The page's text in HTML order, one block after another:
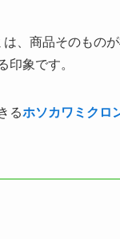
、商品そのものが
印象です。
るホソカワミクロ